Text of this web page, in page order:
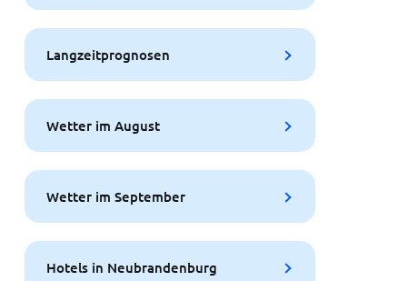
Langzeitprognosen
Wetter im August
Wetter im September
Hotels in Neubrandenburg